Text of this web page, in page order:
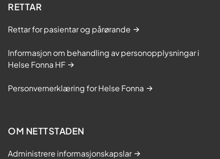
RETTAR
Rettar for pasientar og pårørande
Informasjon om behandling av personopplysningar i
Helse Fonna HF
Personvernerklæring for Helse Fonna
OM NETTSTADEN
Administrere informasjonskapslar